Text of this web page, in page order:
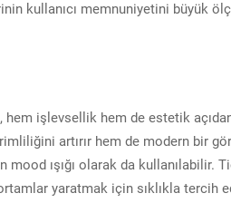
kullanıcı memnuniyetini büyük
işlevsellik hem de estetik açıdan
artırır hem de modern bir
ışığı olarak da kullanılabilir.
yaratmak için sıklıkla tercih